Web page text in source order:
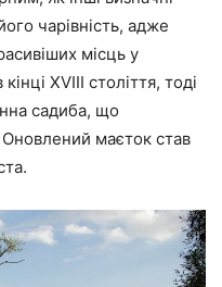
чарівність, адже
місць у
XVIII століття, тоді
садиба, що
Оновлений маєток став